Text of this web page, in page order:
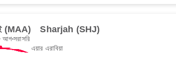
(MAA) Sharjah (SHJ)
আগসরাসরি
এয়ার এরাবিয়া